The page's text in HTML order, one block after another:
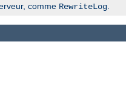
comme RewriteLog